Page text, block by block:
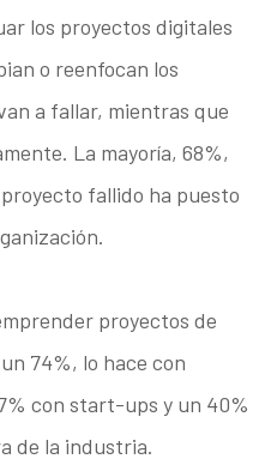
los proyectos digitales
o reenfocan los
a fallar, mientras que
La mayoría, 68%,
fallido ha puesto
proyectos de
74%, lo hace con
con start-ups y un 40%
de la industria.